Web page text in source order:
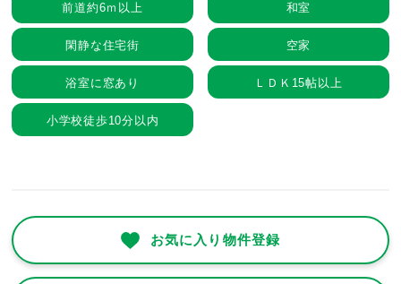
前道約6ｍ以上 和室
閑静な住宅街 空家
浴室に窓あり ＬＤＫ15帖以上
小学校徒歩10分以内
お気に入り物件登録